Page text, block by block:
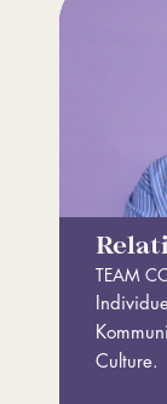
TEAM
Culture.